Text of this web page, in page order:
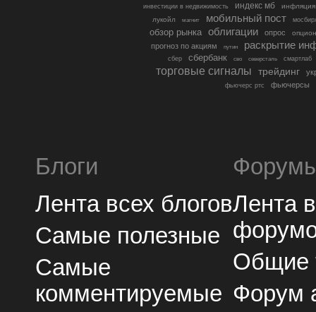
инвестиции в недвижимость индекс мб
инфляция
лукойл
магнит мобильный пост
обзор рынка облигации опрос
прогноз по акциям путин раскрытие
сбер сбербанк сво северсталь смартлаб
торговые сигналы трейдинг
фьючерс ртс фьючерсы
Блоги
Лента всех блогов
Самые полезные
Самые
комментируемые
Лента
Общие
Форум